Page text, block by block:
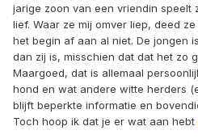
jarige zoon van een vriendin speelt
lief. Waar ze mij omver liep, deed
het begin af aan al niet. De jongen
dan zij is, misschien dat dat het zo
Maargoed, dat is allemaal
hond en wat andere witte herders
blijft beperkte informatie en
Toch hoop ik dat je er wat aan hebt